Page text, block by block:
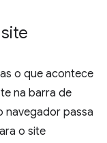
o que acontece
na barra de
navegador passa
o site